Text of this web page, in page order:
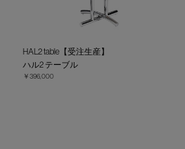
HAL2 table【受注生産】
ハル2 テーブル
￥396,000